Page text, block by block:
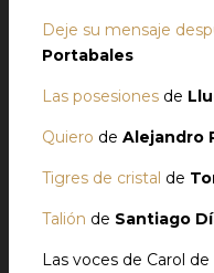
Deje su mensaje
Portabales
Las posesiones de
Quiero de Alejandro
Tigres de cristal de
Talión de Santiago
Las voces de Carol de